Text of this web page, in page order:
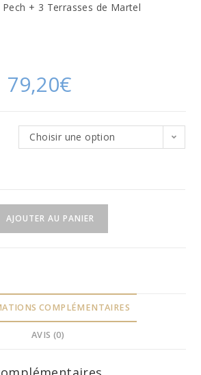
Pech + 3 Terrasses de Martel
79,20€
Choisir une option
AJOUTER AU PANIER
COMPLÉMENTAIRES
AVIS (0)